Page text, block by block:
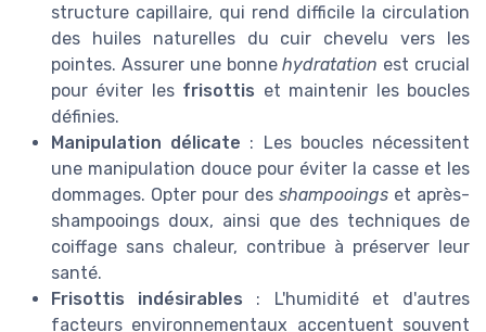
structure capillaire, qui rend difficile la circulation
des huiles naturelles du cuir chevelu vers les
pointes. Assurer une bonnehydratation est crucial
pour éviter les frisottis et maintenir les boucles
définies.
Manipulation délicate : Les boucles nécessitent
une manipulation douce pour éviter la casse et les
dommages. Opter pour des shampooings et après-
shampooings doux, ainsi que des techniques de
coiffage sans chaleur, contribue à préserver leur
santé.
Frisottis indésirables : L'humidité et d'autres
facteurs environnementaux accentuent souvent